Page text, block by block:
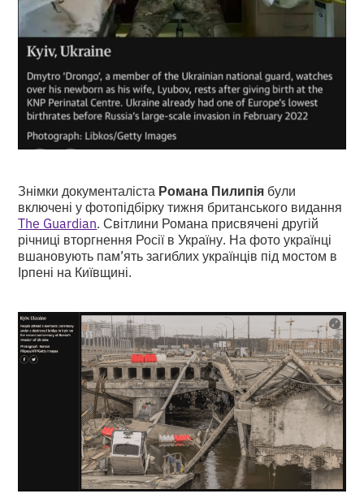
Знімки документаліста Романа Пилипія були
включені у фотопідбірку тижня британського видання
The Guardian. Світлини Романа присвячені другій
річниці вторгнення Росії в Україну. На фото українці
вшановують пам’ять загиблих українців під мостом в
Ірпені на Київщині.